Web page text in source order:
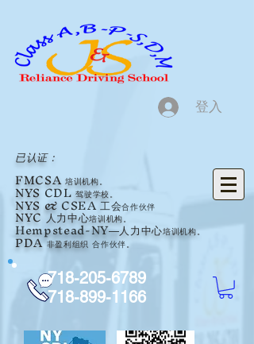
登入
已认证：
FMCSA培训机构。
NYSCDL驾驶学校。
NYS &CSEA 工会合作伙伴
NYC 人力中心培训机构。
Hempstead-NY—人力中心培训机构。
PDA非盈利组织 合作伙伴。
718-205-6789
718-899-1166